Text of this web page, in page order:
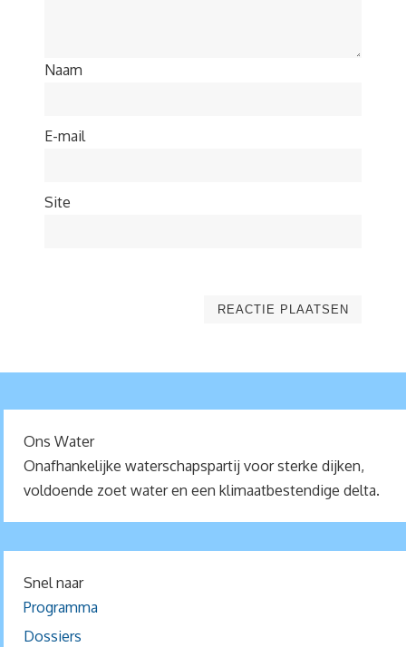
Naam
E-mail
Site
Ons Water
Onafhankelijke waterschapspartij voor sterke dijken,
voldoende zoet water en een klimaatbestendige delta.
Snel naar
Programma
Dossiers